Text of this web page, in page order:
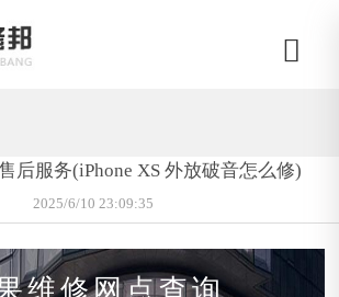
后服务(iPhone XS 外放破音怎么修)
2025/6/10 23:09:35
维修网点查询